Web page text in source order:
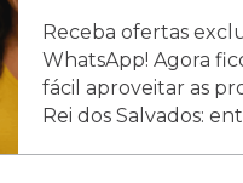
Receba ofertas
WhatsApp! Agora
fácil aproveitar as
Rei dos Salvados: